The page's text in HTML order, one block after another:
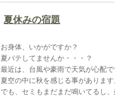
夏休みの宿題
お身体、いかがですか？
夏バテしてませんか・・・？
最近は、台風や豪雨で天気が心配
夏空の中に秋を感じる事がありま
でも、セミもまだまだ鳴いてるし